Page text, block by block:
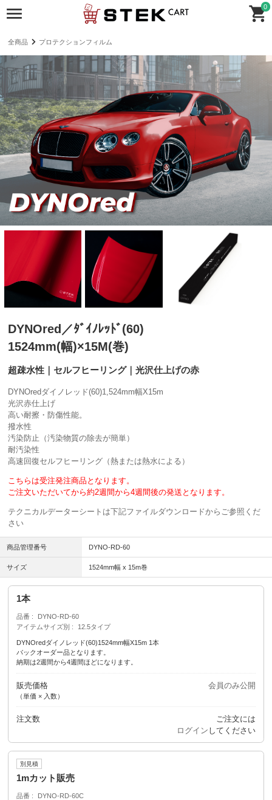
0
全商品 プロテクションフィルム
DYNOred／ﾀﾞｲﾉﾚｯﾄﾞ(60)
1524mm(幅)×15M(巻)
超疎水性｜セルフヒーリング｜光沢仕上げの赤
DYNOredダイノレッド(60)1,524mm幅X15m
光沢赤仕上げ
高い耐擦・防傷性能。
撥水性
汚染防止（汚染物質の除去が簡単）
耐汚染性
高速回復セルフヒーリング（熱または熱水による）
こちらは受注発注商品となります。
ご注文いただいてから約2週間から4週間後の発送となります。
テクニカルデーターシートは下記ファイルダウンロードからご参照くだ
さい
商品管理番号 DYNO-RD-60
サイズ 1524mm幅 x 15m巻
1本
品番
DYNO-RD-60
アイテムサイズ別
12.5タイプ
DYNOredダイノレッド(60)1524mm幅X15m 1本
バックオーダー品となります。
納期は2週間から4週間ほどになります。
販売価格
（単価 × 入数）
会員のみ公開
注文数
ご注文には
ログイン してください
別見積
1mカット販売
品番 DYNO-RD-60C